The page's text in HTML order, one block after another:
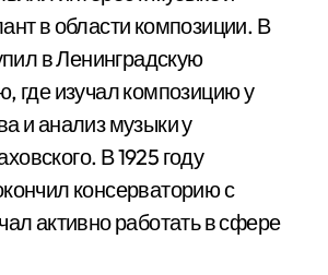
в области композиции. В
в Ленинградскую
где изучал композицию у
и анализ музыки у
В 1925 году
консерваторию с
активно работать в сфере